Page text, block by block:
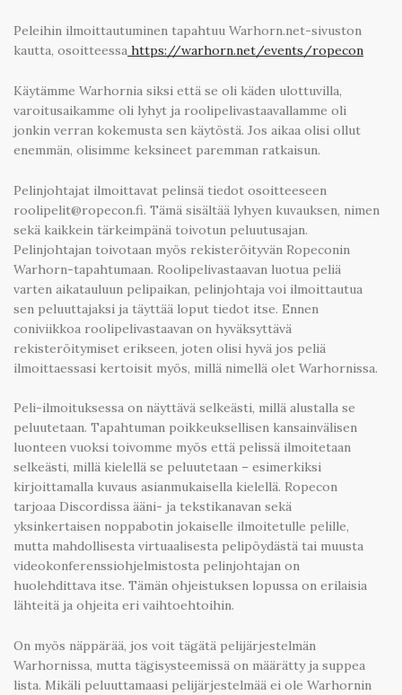
Peleihin ilmoittautuminen tapahtuu Warhorn.net-sivuston
kautta, osoitteessa https://warhorn.net/events/ropecon
Käytämme Warhornia siksi että se oli käden ulottuvilla,
varoitusaikamme oli lyhyt ja roolipelivastaavallamme oli
jonkin verran kokemusta sen käytöstä. Jos aikaa olisi ollut
enemmän, olisimme keksineet paremman ratkaisun.
Pelinjohtajat ilmoittavat pelinsä tiedot osoitteeseen
roolipelit@ropecon.fi. Tämä sisältää lyhyen kuvauksen, nimen
sekä kaikkein tärkeimpänä toivotun peluutusajan.
Pelinjohtajan toivotaan myös rekisteröityvän Ropeconin
Warhorn-tapahtumaan. Roolipelivastaavan luotua peliä
varten aikatauluun pelipaikan, pelinjohtaja voi ilmoittautua
sen peluuttajaksi ja täyttää loput tiedot itse. Ennen
coniviikkoa roolipelivastaavan on hyväksyttävä
rekisteröitymiset erikseen, joten olisi hyvä jos peliä
ilmoittaessasi kertoisit myös, millä nimellä olet Warhornissa.
Peli-ilmoituksessa on näyttävä selkeästi, millä alustalla se
peluutetaan. Tapahtuman poikkeuksellisen kansainvälisen
luonteen vuoksi toivomme myös että pelissä ilmoitetaan
selkeästi, millä kielellä se peluutetaan – esimerkiksi
kirjoittamalla kuvaus asianmukaisella kielellä. Ropecon
tarjoaa Discordissa ääni- ja tekstikanavan sekä
yksinkertaisen noppabotin jokaiselle ilmoitetulle pelille,
mutta mahdollisesta virtuaalisesta pelipöydästä tai muusta
videokonferenssiohjelmistosta pelinjohtajan on
huolehdittava itse. Tämän ohjeistuksen lopussa on erilaisia
lähteitä ja ohjeita eri vaihtoehtoihin.
On myös näppärää, jos voit tägätä pelijärjestelmän
Warhornissa, mutta tägisysteemissä on määrätty ja suppea
lista. Mikäli peluuttamaasi pelijärjestelmää ei ole Warhornin